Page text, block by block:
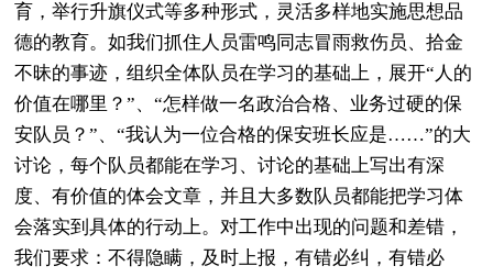
育，举行升旗仪式等多种形式，灵活多样地实施思想品
德的教育。如我们抓住人员雷鸣同志冒雨救伤员、拾金
不昧的事迹，组织全体队员在学习的基础上，展开“人的
价值在哪里？”、“怎样做一名政治合格、业务过硬的保
安队员？”、“我认为一位合格的保安班长应是……”的大
讨论，每个队员都能在学习、讨论的基础上写出有深
度、有价值的体会文章，并且大多数队员都能把学习体
会落实到具体的行动上。对工作中出现的问题和差错，
我们要求：不得隐瞒，及时上报，有错必纠，有错必